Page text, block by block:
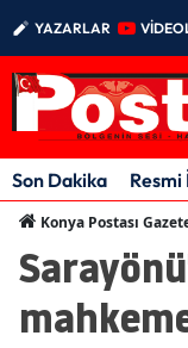
YAZARLAR
Son Dakika Resmi
Konya Postası